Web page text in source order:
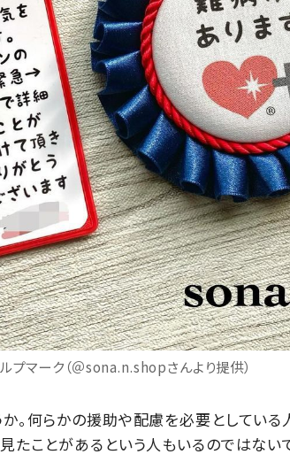
プマーク（＠sona.n.shopさんより提供）
。何らかの援助や配慮を必要としている
たことがあるという人もいるのではないで